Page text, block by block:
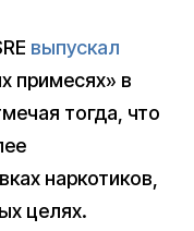
выпускал
примесях» в
тогда, что
наркотиков,
целях.